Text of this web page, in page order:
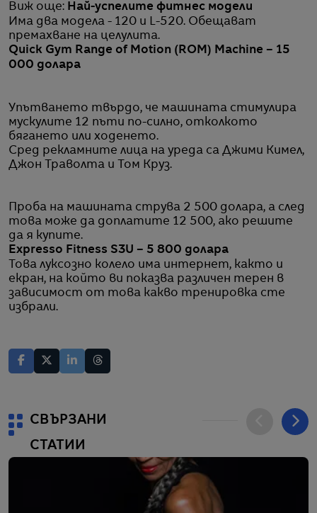
Виж още: Най-успелите фитнес модели
Има два модела - 120 и L-520. Обещават
премахване на целулита.
Quick Gym Range of Motion (ROM) Machine – 15
000 долара
Упътването твърдо, че машината стимулира
мускулите 12 пъти по-силно, отколкото
бягането или ходенето.
Сред рекламните лица на уреда са Джими Кимел,
Джон Траволта и Том Круз.
Проба на машината струва 2 500 долара, а след
това може да доплатите 12 500, ако решите
да я купите.
Expresso Fitness S3U – 5 800 долара
Това луксозно колело има интернет, както и
екран, на който ви показва различен терен в
зависимост от това какво тренировка сте
избрали.
СВЪРЗАНИ
СТАТИИ